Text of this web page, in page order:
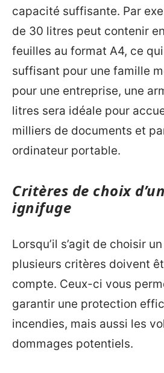
capacité suffisante. Par
de 30 litres peut contenir
feuilles au format A4, ce
suffisant pour une famille
pour une entreprise, une
litres sera idéale pour
milliers de documents et
ordinateur portable.
Critères de choix
ignifuge
Lorsqu’il s’agit de choisir
plusieurs critères doivent
compte. Ceux-ci vous
garantir une protection
incendies, mais aussi les
dommages potentiels.